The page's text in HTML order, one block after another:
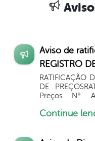
Aviso de
REGISTRO
CONTRATO
RATIFICAÇÃO
DE
Preços Nº
Contratação
Continue